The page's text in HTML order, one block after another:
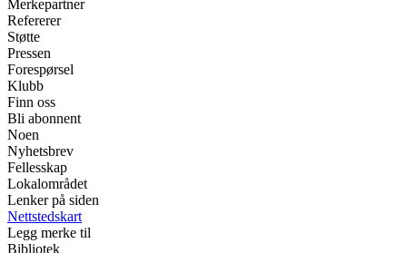
Merkepartner
Refererer
Støtte
Pressen
Forespørsel
Klubb
Finn oss
Bli abonnent
Noen
Nyhetsbrev
Fellesskap
Lokalområdet
Lenker på siden
Nettstedskart
Legg merke til
Bibliotek